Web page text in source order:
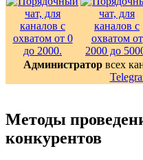
Администратор всех
Методы
конкурентов